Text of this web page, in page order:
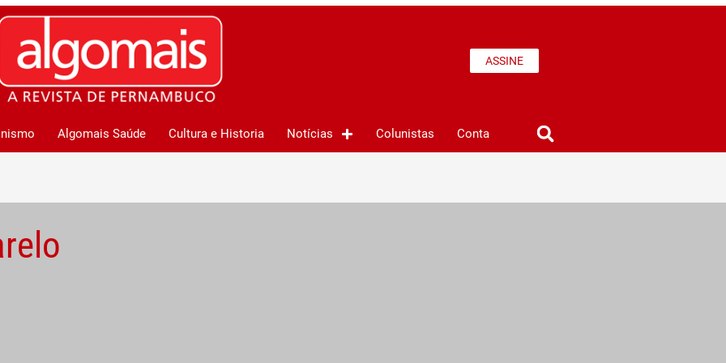
ASSINE
Algomais Saúde Cultura e Historia Notícias Colunistas Conta